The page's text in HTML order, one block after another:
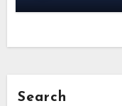
Search